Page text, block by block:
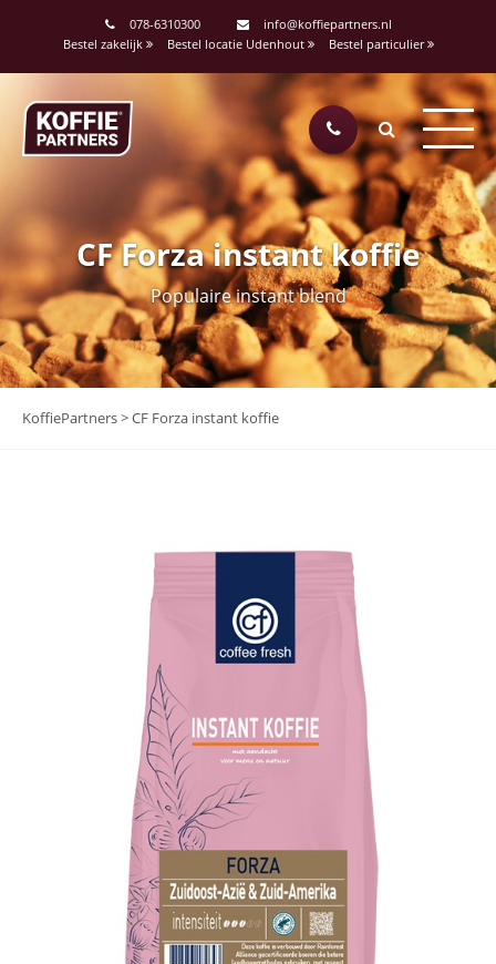
078-6310300
info@koffiepartners.nl
Bestel zakelijk
Bestel locatie Udenhout Bestel particulier
CF Forza instant koffie
Populaire instant blend
KoffiePartners>CF Forza instant koffie